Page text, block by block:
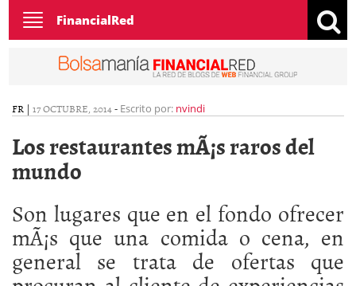
Toggle
navigation
FinancialRed
FR | 17 OCTUBRE, 2014- Escrito por: nvindi
Los restaurantes mÃ¡s raros del
mundo
Son lugares que en el fondo ofrecer
mÃ¡s que una comida o cena, en
general se trata de ofertas que